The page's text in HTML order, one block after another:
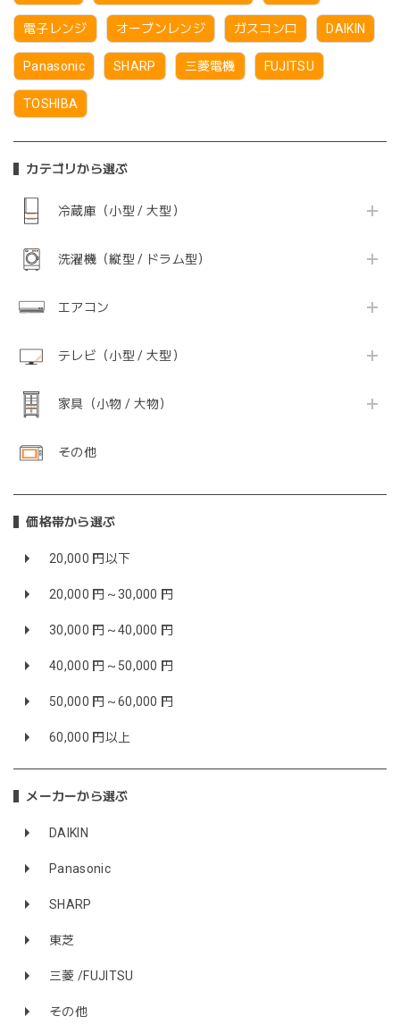
電子レンジ オーブンレンジ ガスコンロ DAIKIN
Panasonic SHARP 三菱電機 FUJITSU
TOSHIBA
カテゴリから選ぶ
冷蔵庫（小型 / 大型）
洗濯機（縦型 / ドラム型）
エアコン
テレビ（小型 / 大型）
家具（小物 / 大物）
その他
価格帯から選ぶ
20,000 円以下
20,000 円～30,000 円
30,000 円～40,000 円
40,000 円～50,000 円
50,000 円～60,000 円
60,000 円以上
メーカーから選ぶ
DAIKIN
Panasonic
SHARP
東芝
三菱 /FUJITSU
その他